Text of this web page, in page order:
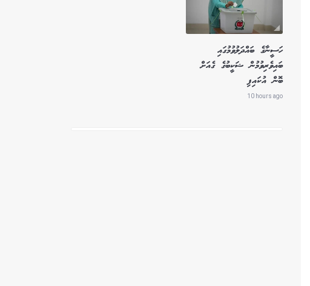
ހަސީނާގެ ބައްދަލުވުމުގައި
ބައިވެރިވުމުން ޝަކީބުގެ ގެއަށް
ބޮން އުކައިފި
10 hours ago